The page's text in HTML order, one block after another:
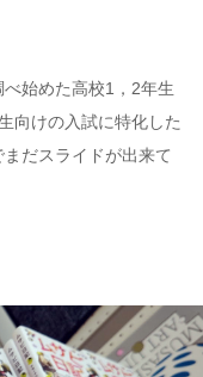
べ始めた高校1，2年生
向けの入試に特化した
だスライドが出来て